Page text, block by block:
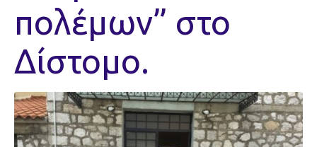
πολέμων” στο
Δίστομο.